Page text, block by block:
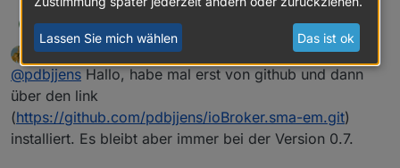
pdbjjensIch arbeite zur Zeit an einem neuen Release des sma-
em mit einigen Fehlerbehebungen und einer
Auswahlmöglichkeit eines bestimmten Netzwerks auf
das auf Multicasts des SHM oder SMA-EM gelauscht
werden soll (anstelle auf alle vorhandenen). Diese
Auswahlmöglichkeit wurde immer mal wieder
nachgefragt, da sich beim Verbinden mit allen
Adapter von
https://github.com/iobroker-community-
adapters/ioBroker.sma-em.git
installieren.
Aber VORSICHT: es ist ein Pre-Alpha Stand und Ihr
Offline
Winni MOST ACTIVE schrieb am 8. Juli 2023, 10:47
zuletzt editiert von
@pdbjjens Hallo, habe mal erst von github und dann
über den link
(https://github.com/pdbjjens/ioBroker.sma-em.git)
installiert. Es bleibt aber immer bei der Version 0.7.
Lassen Sie mich wählen Das ist ok